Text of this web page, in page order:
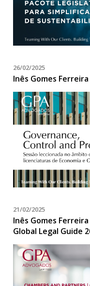
26/02/2025
Inês Gomes
21/02/2025
Inês Gomes
Global Legal Guide